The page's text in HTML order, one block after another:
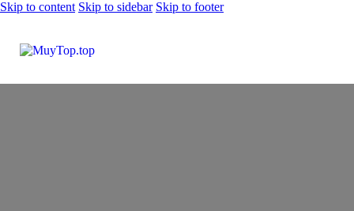
Skip to content Skip to sidebar Skip to footer